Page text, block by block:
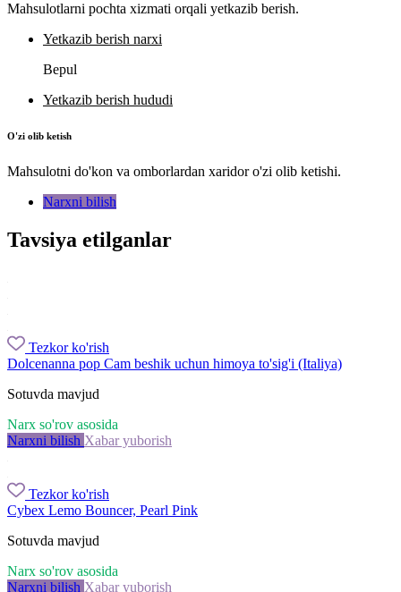
Mahsulotlarni pochta xizmati orqali yetkazib berish.
Yetkazib berish narxi
Bepul
Yetkazib berish hududi
O'zi olib ketish
Mahsulotni do'kon va omborlardan xaridor o'zi olib ketishi.
Narxni bilish
Tavsiya etilganlar
Tezkor ko'rish
Dolcenanna pop Cam beshik uchun himoya to'sig'i (Italiya)
Sotuvda mavjud
Narx so'rov asosida
Narxni bilish Xabar yuborish
Tezkor ko'rish
Cybex Lemo Bouncer, Pearl Pink
Sotuvda mavjud
Narx so'rov asosida
Narxni bilish Xabar yuborish